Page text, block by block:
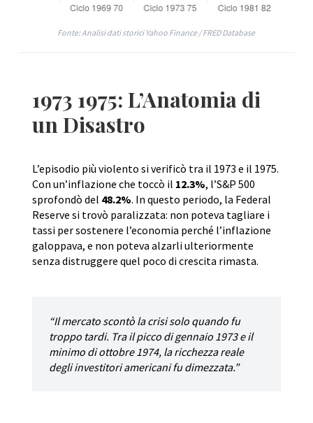
Fonte: Analisi dati storici Yahoo Finance / FRED Database
1973 1975: L’Anatomia di
un Disastro
L’episodio più violento si verificò tra il 1973 e il 1975.
Con un’inflazione che toccò il 12.3%, l’S&P 500
sprofondò del 48.2%. In questo periodo, la Federal
Reserve si trovò paralizzata: non poteva tagliare i
tassi per sostenere l’economia perché l’inflazione
galoppava, e non poteva alzarli ulteriormente
senza distruggere quel poco di crescita rimasta.
“Il mercato scontò la crisi solo quando fu
troppo tardi. Tra il picco di gennaio 1973 e il
minimo di ottobre 1974, la ricchezza reale
degli investitori americani fu dimezzata.”